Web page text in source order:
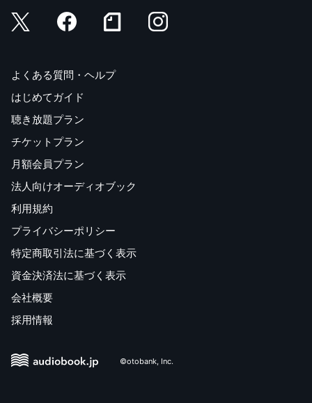
よくある質問・ヘルプ
はじめてガイド
聴き放題プラン
チケットプラン
月額会員プラン
法人向けオーディオブック
利用規約
プライバシーポリシー
特定商取引法に基づく表示
資金決済法に基づく表示
会社概要
採用情報
©otobank, Inc.